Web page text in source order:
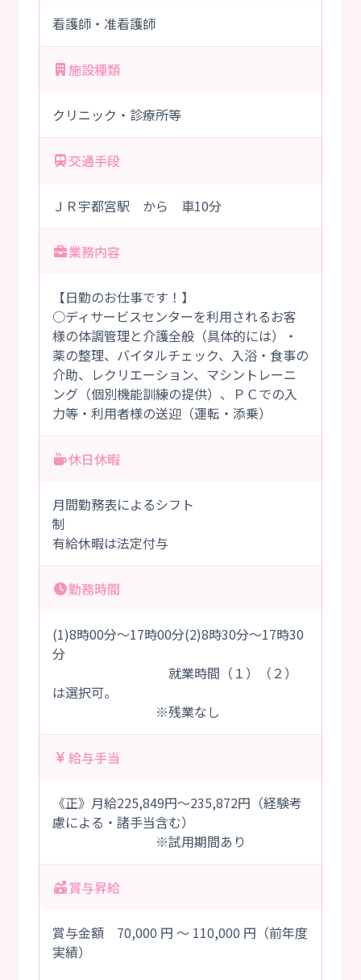
看護師・准看護師
施設種類
クリニック・診療所等
交通手段
ＪＲ宇都宮駅 から 車10分
業務内容
【日勤のお仕事です！】
○ディサービスセンターを利用されるお客
様の体調管理と介護全般（具体的には）・
薬の整理、バイタルチェック、入浴・食事の
介助、レクリエーション、マシントレーニ
ング（個別機能訓練の提供）、ＰＣでの入
力等・利用者様の送迎（運転・添乗）
休日休暇
月間勤務表によるシフト
制
有給休暇は法定付与
勤務時間
(1)8時00分～17時00分(2)8時30分～17時30
分
就業時間（１）（２）
は選択可。
※残業なし
給与手当
《正》月給225,849円～235,872円（経験考
慮による・諸手当含む）
※試用期間あり
賞与昇給
賞与金額 70,000 円 ～ 110,000 円（前年度
実績）